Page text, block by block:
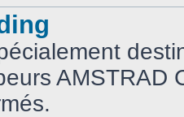
AMSTRAD